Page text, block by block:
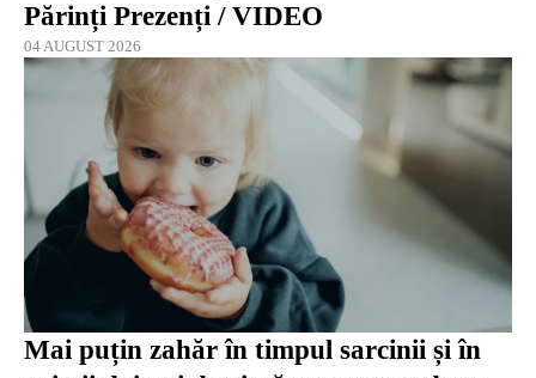
Părinți Prezenți / VIDEO
04 AUGUST 2026
Mai puțin zahăr în timpul sarcinii și în